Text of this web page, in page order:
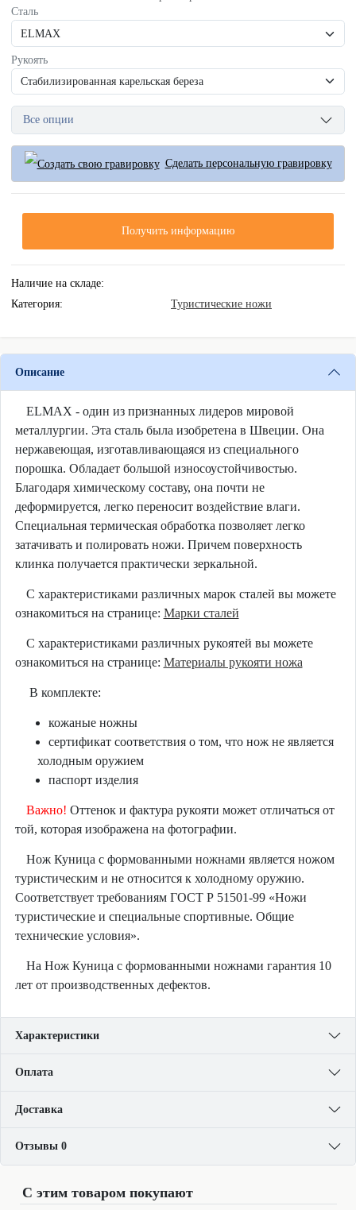
Сталь
Рукоять
Все опции
Сделать персональную гравировку
Получить информацию
Наличие на складе:
Категория:
Туристические ножи
Описание
ELMAX - один из признанных лидеров мировой
металлургии. Эта сталь была изобретена в Швеции. Она
нержавеющая, изготавливающаяся из специального
порошка. Обладает большой износоустойчивостью.
Благодаря химическому составу, она почти не
деформируется, легко переносит воздействие влаги.
Специальная термическая обработка позволяет легко
затачивать и полировать ножи. Причем поверхность
клинка получается практически зеркальной.
С характеристиками различных марок сталей вы можете
ознакомиться на странице: Марки сталей
С характеристиками различных рукоятей вы можете
ознакомиться на странице: Материалы рукояти ножа
В комплекте:
кожаные ножны
сертификат соответствия о том, что нож не является
холодным оружием
паспорт изделия
Важно! Оттенок и фактура рукояти может отличаться от
той, которая изображена на фотографии.
Нож Куница с формованными ножнами является ножом
туристическим и не относится к холодному оружию.
Соответствует требованиям ГОСТ Р 51501-99 «Ножи
туристические и специальные спортивные. Общие
технические условия».
На Нож Куница с формованными ножнами гарантия 10
лет от производственных дефектов.
Характеристики
Оплата
Доставка
Отзывы 0
С этим товаром покупают